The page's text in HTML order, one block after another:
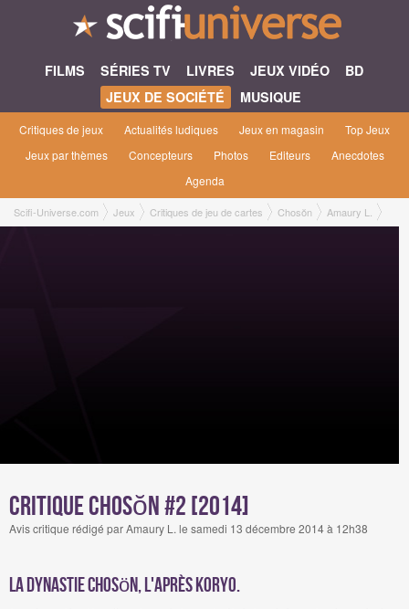
FILMS SÉRIES TV LIVRES JEUX VIDÉO
BD
JEUX DE SOCIÉTÉ
MUSIQUE
Critiques de jeux Actualités ludiques Jeux en magasin
Top Jeux
Jeux par thèmes
Concepteurs Photos Editeurs
Anecdotes
Agenda
Scifi-Universe.com Jeux Critiques de jeu de cartes Chosŏn Amaury L.
Critique Chosŏn #2 [2014]
Avis critique rédigé par Amaury L. le samedi 13 décembre 2014 à 12h38
La dynastie Chosön, l'après Koryo.